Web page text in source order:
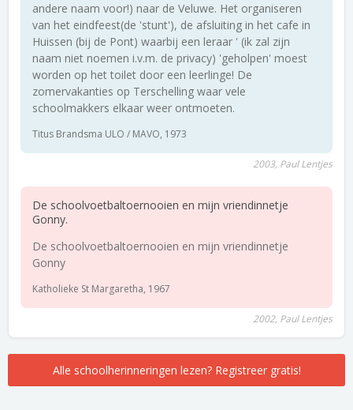
andere naam voor!) naar de Veluwe. Het organiseren
van het eindfeest(de 'stunt'), de afsluiting in het cafe in
Huissen (bij de Pont) waarbij een leraar ' (ik zal zijn
naam niet noemen i.v.m. de privacy) 'geholpen' moest
worden op het toilet door een leerlinge! De
zomervakanties op Terschelling waar vele
schoolmakkers elkaar weer ontmoeten.
Titus Brandsma ULO / MAVO, 1973
2003, Paul Lentjes
De schoolvoetbaltoernooien en mijn vriendinnetje
Gonny.
De schoolvoetbaltoernooien en mijn vriendinnetje
Gonny
Katholieke St Margaretha, 1967
2002, Paul Lentjes
Alle schoolherinneringen lezen? Registreer gratis!